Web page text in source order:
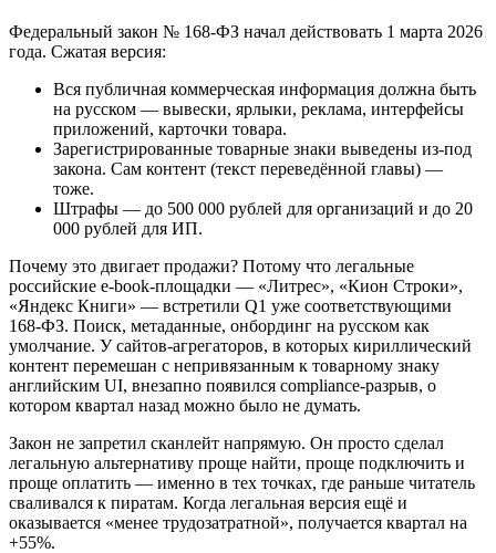
Федеральный закон № 168-ФЗ начал действовать 1 марта 2026
года. Сжатая версия:
Вся публичная коммерческая информация должна быть
на русском — вывески, ярлыки, реклама, интерфейсы
приложений, карточки товара.
Зарегистрированные товарные знаки выведены из-под
закона. Сам контент (текст переведённой главы) —
тоже.
Штрафы — до 500 000 рублей для организаций и до 20
000 рублей для ИП.
Почему это двигает продажи? Потому что легальные
российские e-book-площадки — «Литрес», «Кион Строки»,
«Яндекс Книги» — встретили Q1 уже соответствующими
168-ФЗ. Поиск, метаданные, онбординг на русском как
умолчание. У сайтов-агрегаторов, в которых кириллический
контент перемешан с непривязанным к товарному знаку
английским UI, внезапно появился compliance-разрыв, о
котором квартал назад можно было не думать.
Закон не запретил сканлейт напрямую. Он просто сделал
легальную альтернативу проще найти, проще подключить и
проще оплатить — именно в тех точках, где раньше читатель
сваливался к пиратам. Когда легальная версия ещё и
оказывается «менее трудозатратной», получается квартал на
+55%.